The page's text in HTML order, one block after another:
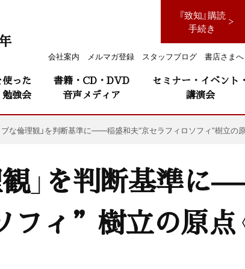
『致知』購読
手続き
会社案内 メルマガ登録 スタッフブログ 書店さまへ
った
強会
書籍・CD・DVD
音声メディア
セミナー・イベント・
講演会
ブな倫理観」を判断基準に——稲盛和夫“京セラフィロソフィ”樹立の原
観」を判断基準
ィ”樹立の原点